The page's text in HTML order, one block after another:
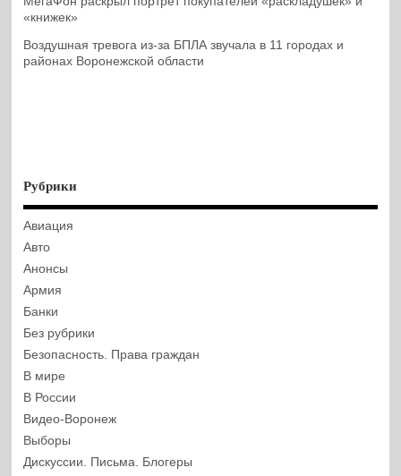
«книжек»
Воздушная тревога из-за БПЛА звучала в 11 городах и
районах Воронежской области
Рубрики
Авиация
Авто
Анонсы
Армия
Банки
Без рубрики
Безопасность. Права граждан
В мире
В России
Видео-Воронеж
Выборы
Дискуссии. Письма. Блогеры